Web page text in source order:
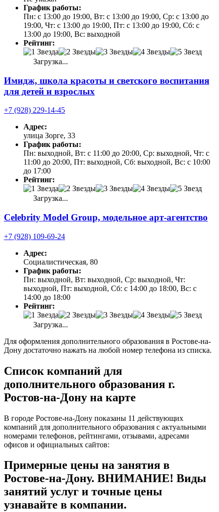
График работы:
Пн: с 13:00 до 19:00, Вт: с 13:00 до 19:00, Ср: с 13:00 до
19:00, Чт: с 13:00 до 19:00, Пт: с 13:00 до 19:00, Сб: с
13:00 до 19:00, Вс: выходной
Рейтинг:
Загрузка...
Имидж, школа красоты и светского воспитания
для детей и взрослых
+7 (928) 229-14-45
Адрес:
улица Зорге, 33
График работы:
Пн: выходной, Вт: с 11:00 до 20:00, Ср: выходной, Чт: с
11:00 до 20:00, Пт: выходной, Сб: выходной, Вс: с 10:00
до 17:00
Рейтинг:
Загрузка...
Celebrity Model Group, модельное арт-агентство
+7 (928) 109-69-24
Адрес:
Социалистическая, 80
График работы:
Пн: выходной, Вт: выходной, Ср: выходной, Чт:
выходной, Пт: выходной, Сб: с 14:00 до 18:00, Вс: с
14:00 до 18:00
Рейтинг:
Загрузка...
Для оформления дополнительного образования в Ростове-на-
Дону достаточно нажать на любой номер телефона из списка.
Список компаний для
дополнительного образования г.
Ростов-на-Дону на карте
В городе Ростове-на-Дону показаны 11 действующих
компаний для дополнительного образования с актуальными
номерами телефонов, рейтингами, отзывами, адресами
офисов и официальных сайтов:
Примерные цены на занятия в
Ростове-на-Дону. ВНИМАНИЕ! Виды
занятий услуг и точные цены
узнавайте в компании.